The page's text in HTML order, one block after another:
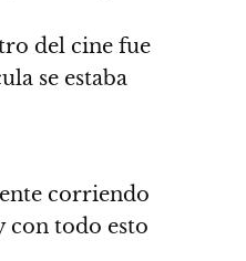
del cine fue
se estaba
corriendo
con todo esto